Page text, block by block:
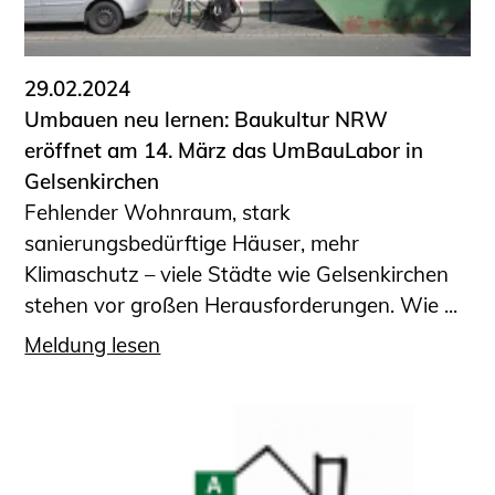
Informationen für Fortbildungsträger
Anträge, Anzeigen, Formulare
Fortbildung/Seminare
Informationen für Ingenieurinnen
und Ingenieure
Recht
Planungswettbewerbe
Publikationen
Stellenbörse
Staatlich anerkannte Sachverständige
Öffentlich bestellte und vereidigte
Qualifizierte Tragwerksplaner/-innen
Bauvorlageberechtigte
29.02.2024
Umbauen neu lernen: Baukultur NRW
eröffnet am 14. März das UmBauLabor in
Gelsenkirchen
Fehlender Wohnraum, stark
sanierungsbedürftige Häuser, mehr
Klimaschutz – viele Städte wie Gelsenkirchen
stehen vor großen Herausforderungen. Wie ...
Meldung lesen